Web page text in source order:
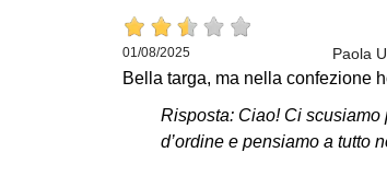
01/08/2025 Paola U.
Bella targa, ma nella confezione
Risposta: Ciao! Ci
d’ordine e pensiamo a tutto